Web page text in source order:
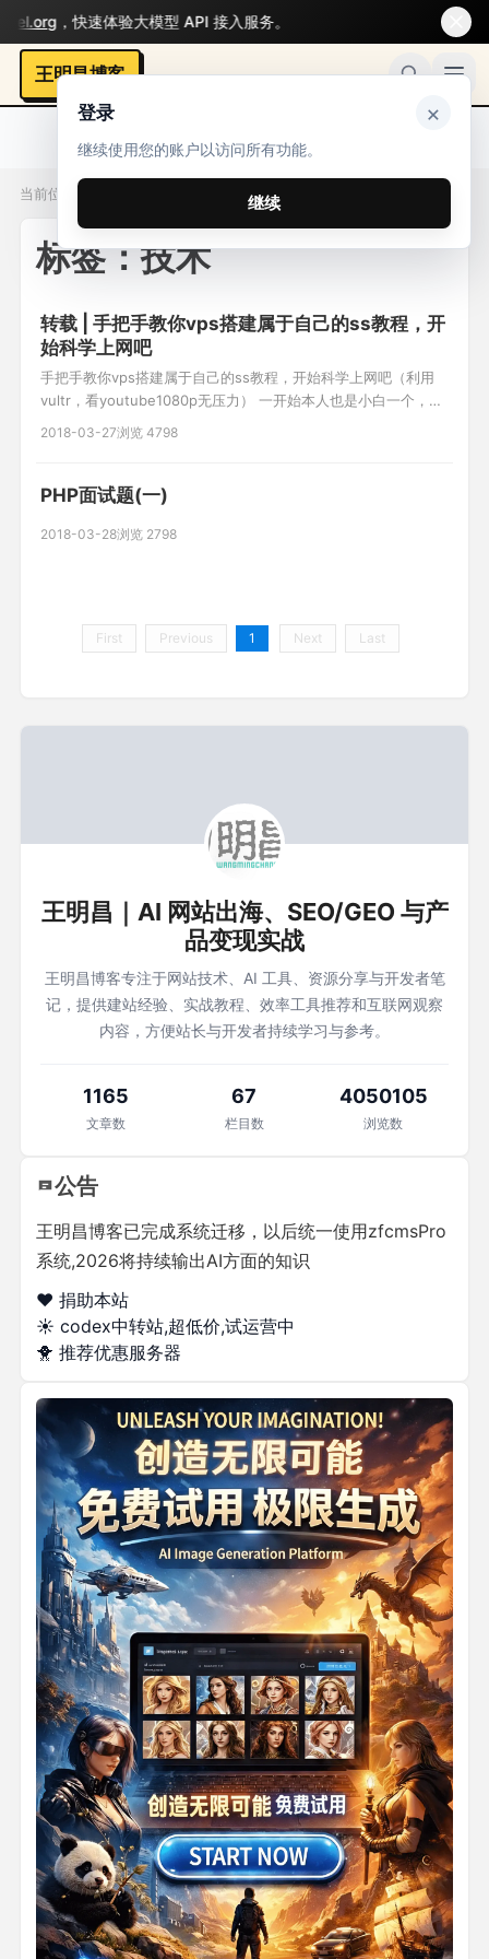
登录 ×
继续使用您的账户以访问所有功能。
继续
，快速体验大模型 API 接入服务。
王明昌博客
当前位置：标签 / 技术
标签：技术
转载 | 手把手教你vps搭建属于自己的ss教程，开
始科学上网吧
手把手教你vps搭建属于自己的ss教程，开始科学上网吧（利用
vultr，看youtube1080p无压力） ​​一开始本人也是小白一个，但
是之前用过各种fq方法，都不是很理想，前些天终于开始搭建自
ssh putty无法连接 现象，可
2018-03-27浏览 4798
PHP面试题(一)
2018-03-28浏览 2798
First Previous 1 Next Last
王明昌｜AI 网站出海、SEO/GEO 与产
品变现实战
王明昌博客专注于网站技术、AI 工具、资源分享与开发者笔
记，提供建站经验、实战教程、效率工具推荐和互联网观察
内容，方便站长与开发者持续学习与参考。
1165
文章数
67
栏目数
4050105
浏览数
公告
王明昌博客已完成系统迁移，以后统一使用zfcmsPro
系统,2026将持续输出AI方面的知识
❤️ 捐助本站
☀️ codex中转站,超低价,试运营中
🐥 推荐优惠服务器